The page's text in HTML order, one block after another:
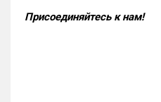
Присоединяйтесь к нам!